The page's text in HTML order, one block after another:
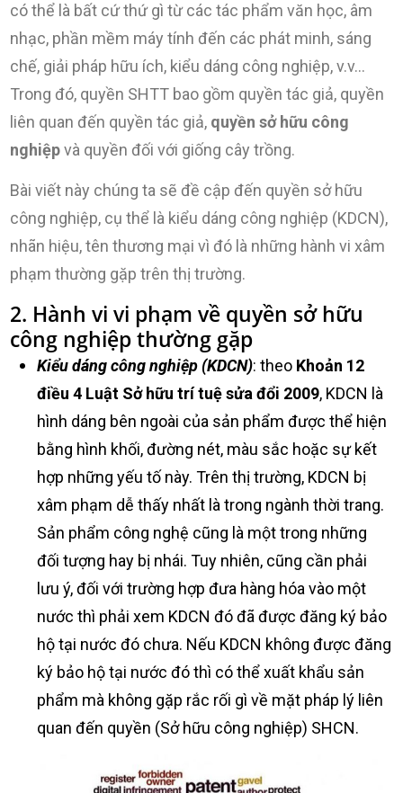
có thể là bất cứ thứ gì từ các tác phẩm văn học, âm
nhạc, phần mềm máy tính đến các phát minh, sáng
chế, giải pháp hữu ích, kiểu dáng công nghiệp, v.v…
Trong đó, quyền SHTT bao gồm quyền tác giả, quyền
liên quan đến quyền tác giả, quyền sở hữu công
nghiệpvà quyền đối với giống cây trồng.
Bài viết này chúng ta sẽ đề cập đến quyền sở hữu
công nghiệp, cụ thể là kiểu dáng công nghiệp (KDCN),
nhãn hiệu, tên thương mại vì đó là những hành vi xâm
phạm thường gặp trên thị trường.
2. Hành vi vi phạm về quyền sở hữu
công nghiệp thường gặp
Kiểu dáng công nghiệp (KDCN): theo Khoản 12
điều 4 Luật Sở hữu trí tuệ sửa đổi 2009, KDCN là
hình dáng bên ngoài của sản phẩm được thể hiện
bằng hình khối, đường nét, màu sắc hoặc sự kết
hợp những yếu tố này. Trên thị trường, KDCN bị
xâm phạm dễ thấy nhất là trong ngành thời trang.
Sản phẩm công nghệ cũng là một trong những
đối tượng hay bị nhái. Tuy nhiên, cũng cần phải
lưu ý, đối với trường hợp đưa hàng hóa vào một
nước thì phải xem KDCN đó đã được đăng ký bảo
hộ tại nước đó chưa. Nếu KDCN không được đăng
ký bảo hộ tại nước đó thì có thể xuất khẩu sản
phẩm mà không gặp rắc rối gì về mặt pháp lý liên
quan đến quyền (Sở hữu công nghiệp) SHCN.